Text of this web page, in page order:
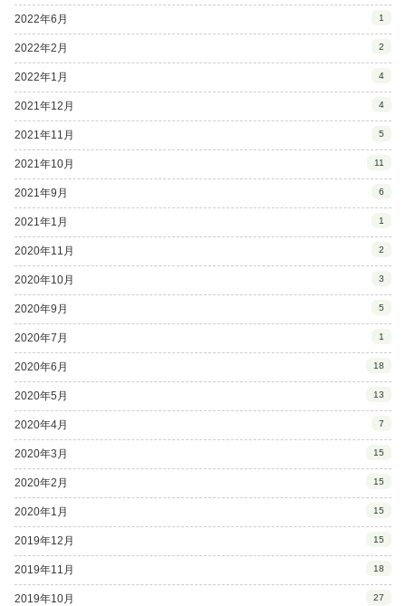
2022年6月 1
2022年2月 2
2022年1月 4
2021年12月 4
2021年11月 5
2021年10月 11
2021年9月 6
2021年1月 1
2020年11月 2
2020年10月 3
2020年9月 5
2020年7月 1
2020年6月 18
2020年5月 13
2020年4月 7
2020年3月 15
2020年2月 15
2020年1月 15
2019年12月 15
2019年11月 18
2019年10月 27